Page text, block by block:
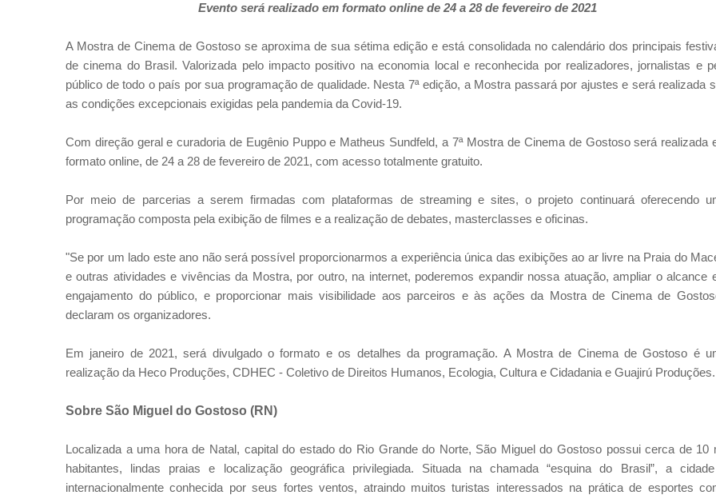
Evento será realizado em formato online de 24 a 28 de fevereiro de 2021
A Mostra de Cinema de Gostoso se aproxima de sua sétima edição e está consolidada no calendário dos principais
de cinema do Brasil. Valorizada pelo impacto positivo na economia local e reconhecida por realizadores, jornalistas e
público de todo o país por sua programação de qualidade. Nesta 7ª edição, a Mostra passará por ajustes e será realizada
as condições excepcionais exigidas pela pandemia da Covid-19.
Com direção geral e curadoria de Eugênio Puppo e Matheus Sundfeld, a 7ª Mostra de Cinema de Gostoso será realizada
formato online, de 24 a 28 de fevereiro de 2021, com acesso totalmente gratuito.
Por meio de parcerias a serem firmadas com plataformas de streaming e sites, o projeto continuará oferecendo
programação composta pela exibição de filmes e a realização de debates, masterclasses e oficinas.
"Se por um lado este ano não será possível proporcionarmos a experiência única das exibições ao ar livre na Praia do
e outras atividades e vivências da Mostra, por outro, na internet, poderemos expandir nossa atuação, ampliar o alcance
engajamento do público, e proporcionar mais visibilidade aos parceiros e às ações da Mostra de Cinema de
declaram os organizadores.
Em janeiro de 2021, será divulgado o formato e os detalhes da programação. A Mostra de Cinema de Gostoso é
realização da Heco Produções, CDHEC - Coletivo de Direitos Humanos, Ecologia, Cultura e Cidadania e Guajirú Produções.
Sobre São Miguel do Gostoso (RN)
Localizada a uma hora de Natal, capital do estado do Rio Grande do Norte, São Miguel do Gostoso possui cerca de 10
habitantes, lindas praias e localização geográfica privilegiada. Situada na chamada “esquina do Brasil”, a
internacionalmente conhecida por seus fortes ventos, atraindo muitos turistas interessados na prática de esportes